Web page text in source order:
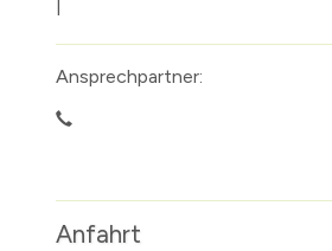
Ansprechpartner:
Anfahrt